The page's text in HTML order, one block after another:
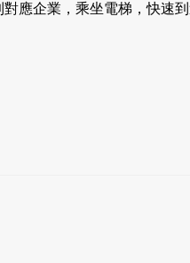
企業，乘坐電梯，快速到達